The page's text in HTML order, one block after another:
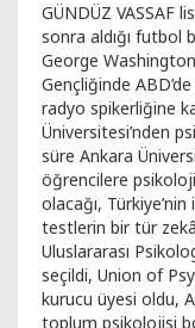
GÜNDÜZ VASSAF
sonra aldığı futbol
George
Gençliğinde
radyo spikerliğine
Üniversitesi’nden
süre Ankara
öğrencilere
olacağı,
testlerin bir tür
Uluslararası
seçildi, Union of
kurucu üyesi oldu,
toplum psikolojisi